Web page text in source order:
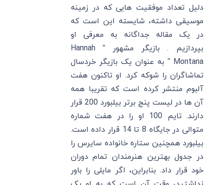
دلیل تعداد موفقیت هایی که در زمینه
موسیقی داشته، شایسته این است که
در یک مقاله جداگانه به معرفی او
بپردازیم . بازیگر مشهور “ Hannah
Montana ” به عنوان یک بازیگر خردسال
تماشاگران را شوکه کرد. او تاکنون هفت
آلبوم منتشر کرده است که تقریبا همه
آن ها در لیست پنج برتر بیلبورد 200 قرار
دارند. تایم 100 او را در هفت شماره
متوالی در جایگاه 8 تا 14 قرار داده است.
بیلبورد همچنین ستاره خانواده سایرس را
در جدول بهترین هنرمندان تمام دوران
خود قرار داد. بنابراین، اگر مایلی را باور